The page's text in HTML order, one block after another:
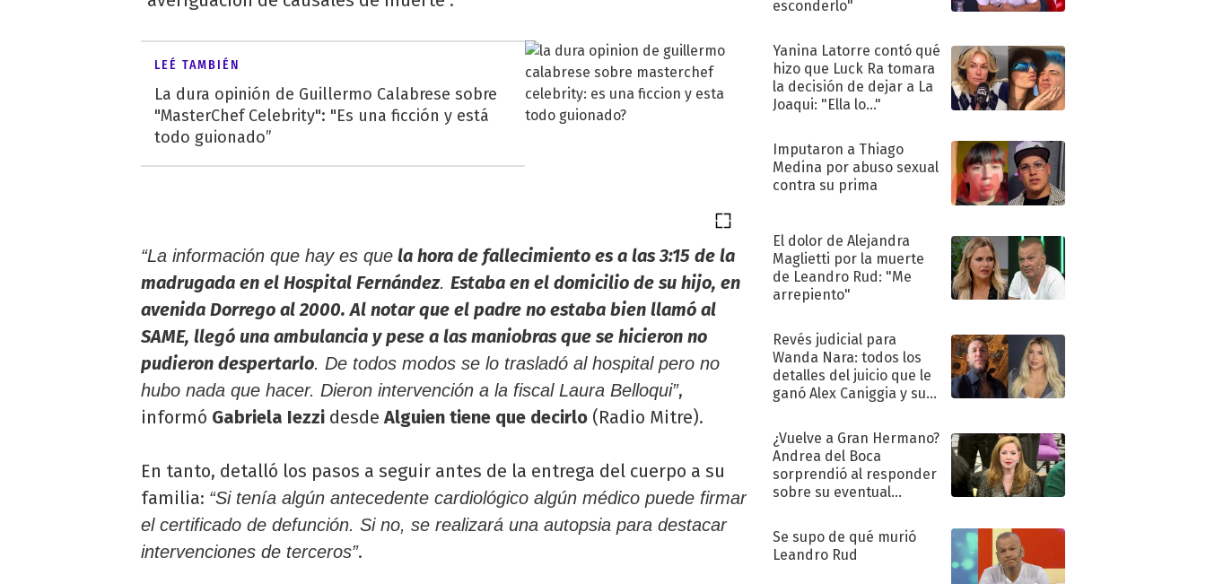
LEÉ TAMBIÉN
La dura opinión de Guillermo Calabrese sobre
"MasterChef Celebrity": "Es una ficción y está
todo guionado”
“La información que hay es que la hora de fallecimiento es a las 3:15 de la
madrugada en el Hospital Fernández. Estaba en el domicilio de su hijo, en
avenida Dorrego al 2000. Al notar que el padre no estaba bien llamó al
SAME, llegó una ambulancia y pese a las maniobras que se hicieron no
pudieron despertarlo. De todos modos se lo trasladó al hospital pero no
hubo nada que hacer. Dieron intervención a la fiscal Laura Belloqui”,
informó Gabriela Iezzi desdeAlguien tiene que decirlo (Radio Mitre).
En tanto, detalló los pasos a seguir antes de la entrega del cuerpo a su
familia: “Si tenía algún antecedente cardiológico algún médico puede firmar
el certificado de defunción. Si no, se realizará una autopsia para destacar
intervenciones de terceros”.
esconderlo"
Yanina Latorre contó qué
hizo que Luck Ra tomara
la decisión de dejar a La
Joaqui: "Ella lo..."
Imputaron a Thiago
Medina por abuso sexual
contra su prima
El dolor de Alejandra
Maglietti por la muerte
de Leandro Rud: "Me
arrepiento"
Revés judicial para
Wanda Nara: todos los
detalles del juicio que le
ganó Alex Caniggia y sus
¿Vuelve a Gran Hermano?
Andrea del Boca
sorprendió al responder
sobre su eventual
Se supo de qué murió
Leandro Rud